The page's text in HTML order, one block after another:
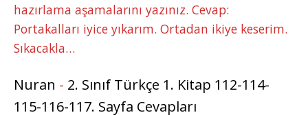
hazırlama aşamalarını yazınız. Cevap:
Portakalları iyice yıkarım. Ortadan ikiye keserim.
Sıkacakla…
Nuran - 2. Sınıf Türkçe 1. Kitap 112-114-
115-116-117. Sayfa Cevapları